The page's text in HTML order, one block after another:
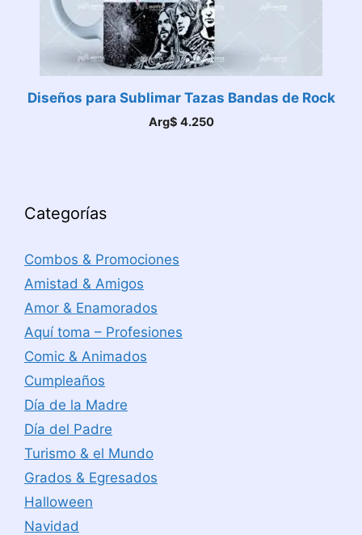
Diseños para Sublimar Tazas Bandas de Rock
Arg$ 4.250
Categorías
Combos & Promociones
Amistad & Amigos
Amor & Enamorados
Aquí toma – Profesiones
Comic & Animados
Cumpleaños
Día de la Madre
Día del Padre
Turismo & el Mundo
Grados & Egresados
Halloween
Navidad